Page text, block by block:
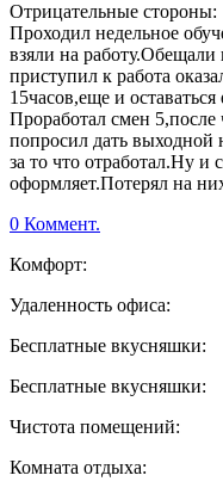
Отрицательные стороны:
Проходил недельное
взяли на работу.Обещали
приступил к работа
15часов,еще и
Проработал смен 5,после
попросил дать выходной
за то что отработал.Ну и
оформляет.Потерял на
0 Коммент.
Комфорт:
Удаленность офиса:
Бесплатные вкусняшки:
Бесплатные вкусняшки:
Чистота помещений:
Комната отдыха: